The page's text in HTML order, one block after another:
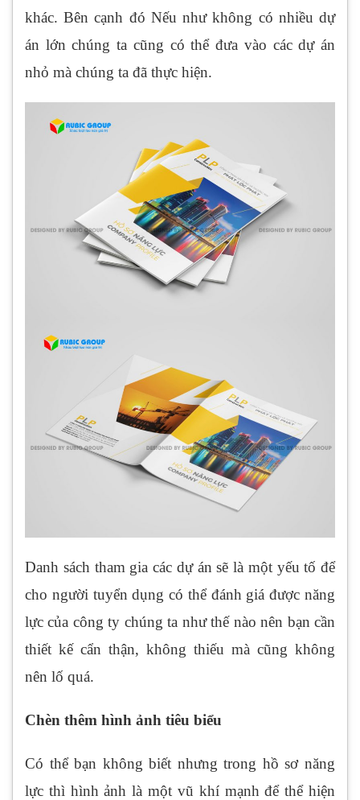
khác. Bên cạnh đó Nếu như không có nhiều dự
án lớn chúng ta cũng có thể đưa vào các dự án
nhỏ mà chúng ta đã thực hiện.
Danh sách tham gia các dự án sẽ là một yếu tố để
cho người tuyển dụng có thể đánh giá được năng
lực của công ty chúng ta như thế nào nên bạn cần
thiết kế cẩn thận, không thiếu mà cũng không
nên lố quá.
Chèn thêm hình ảnh tiêu biểu
Có thể bạn không biết nhưng trong hồ sơ năng
lực thì hình ảnh là một vũ khí mạnh để thể hiện